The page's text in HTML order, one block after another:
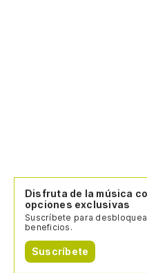
Disfruta de la música
opciones exclusivas
Suscríbete para
beneficios.
Suscríbete